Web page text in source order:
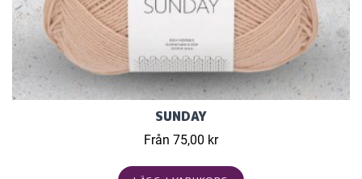
SUNDAY
Från 75,00 kr